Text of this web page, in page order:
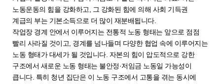
노동운동의 힘을 강화하고, 그 강화된 힘에 의해 사회 기득권
계급의 부는 기본소득으로 더 많이 재분배됩니다.
작업장 경계 안에서 이루어지는 전통적 노동 형태는 앞으로 점점
빨리 사라질 것이고, 경계를 넘나들며 다양한 협업 속에 이루어지는
노동 형태가 대세가 될 것입니다. 자본의 힘이 압도적으로 강한
구조에서 새로운 노동 형태는 불안정·저임금 노동일 가능성이
큽니다. 특히 청년 집단은 이 노동 구조에서 고통을 겪는 동시에